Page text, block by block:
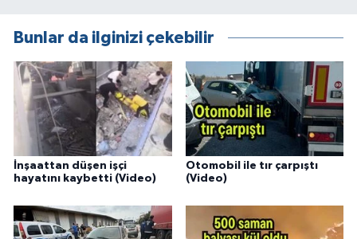
Bunlar da ilginizi çekebilir
İnşaattan düşen işçi
hayatını kaybetti (Video)
Otomobil ile tır çarpıştı
(Video)